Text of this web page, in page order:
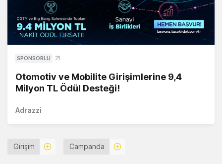
SPONSORLU
Otomotiv ve Mobilite Girişimlerine 9,4
Milyon TL Ödül Desteği!
Adrazzi
Girişim Campanda